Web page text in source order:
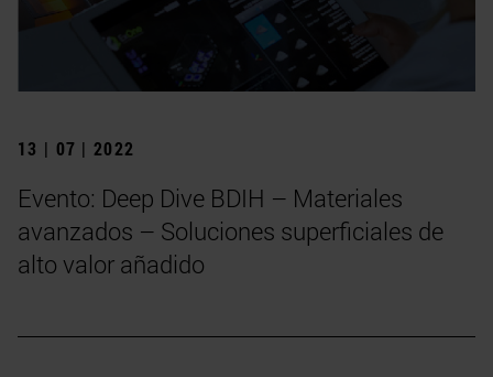
13 | 07 | 2022
Evento: Deep Dive BDIH – Materiales
avanzados – Soluciones superficiales de
alto valor añadido